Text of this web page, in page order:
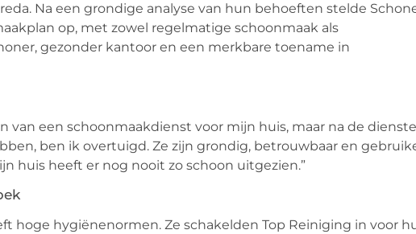
Na een grondige analyse van hun behoeften stelde
op, met zowel regelmatige schoonmaak als
gezonder kantoor en een merkbare toename in
van een schoonmaakdienst voor mijn huis, maar na de
ben ik overtuigd. Ze zijn grondig, betrouwbaar en
huis heeft er nog nooit zo schoon uitgezien.”
hoge hygiënenormen. Ze schakelden Top Reiniging in voor